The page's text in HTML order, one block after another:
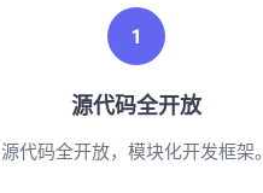
1
源代码全开放
源代码全开放，模块化开发框架。